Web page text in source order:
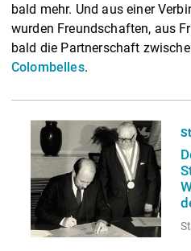
bald mehr. Und aus einer
wurden Freundschaften, aus
bald die Partnerschaft
Colombelles.